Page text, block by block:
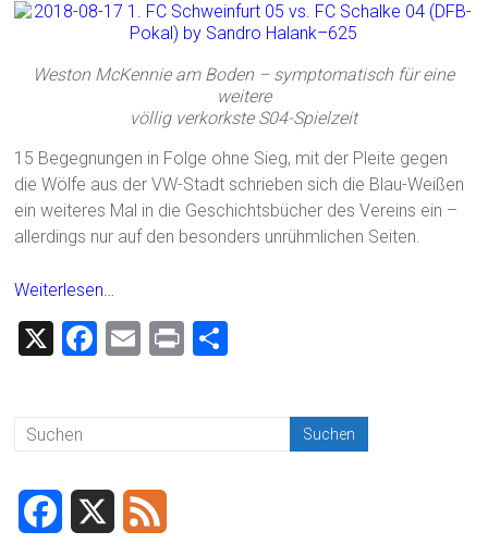
Weston McKennie am Boden – symptomatisch für eine
weitere
völlig verkorkste S04-Spielzeit
15 Begegnungen in Folge ohne Sieg, mit der Pleite gegen
die Wölfe aus der VW-Stadt schrieben sich die Blau-Weißen
ein weiteres Mal in die Geschichtsbücher des Vereins ein –
allerdings nur auf den besonders unrühmlichen Seiten.
Weiterlesen…
X
F
ok
E
Pr